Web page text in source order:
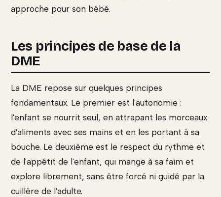
approche pour son bébé.
Les principes de base de la
DME
La DME repose sur quelques principes
fondamentaux. Le premier est l'autonomie :
l'enfant se nourrit seul, en attrapant les morceaux
d'aliments avec ses mains et en les portant à sa
bouche. Le deuxième est le respect du rythme et
de l'appétit de l'enfant, qui mange à sa faim et
explore librement, sans être forcé ni guidé par la
cuillère de l'adulte.